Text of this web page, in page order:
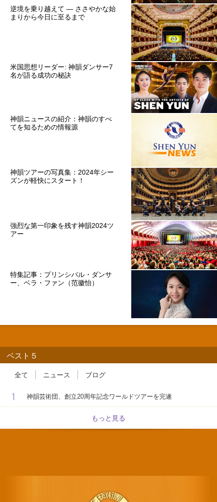
逆境を乗り越えて ― ささやかな始
まりから今日に至るまで
米国思想リーダー: 神韻ダンサー7
名が語る成功の秘訣
神韻ニュースの紹介：神韻のすべ
てを知るための情報源
神韻ツアーの写真集：2024年シー
ズンが軽快にスタート！
強烈な第一印象を残す神韻2024ツ
アー
特集記事：プリンシパル・ダンサ
ー、ベラ・ファン（范徽怡）
ベスト５
全て ニュース ブログ
1 神韻芸術団、創立20周年記念ワールドツアーを完遂
もっと見る